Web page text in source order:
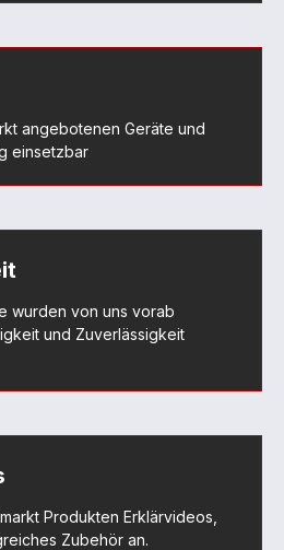
angebotenen Geräte und
einsetzbar
wurden von uns vorab
und Zuverlässigkeit
Produkten Erklärvideos,
Zubehör an.